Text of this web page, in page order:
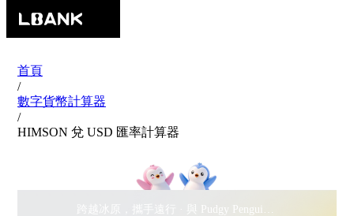
首頁
/
數字貨幣計算器
/
HIMSON 兌 USD 匯率計算器
跨越冰原，攜手遠行 · 與 Pudgy Penguins 搖擺瓜分